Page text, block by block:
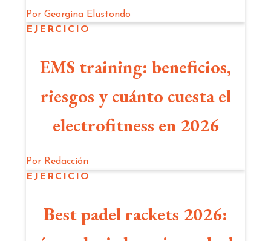
Por Georgina Elustondo
EJERCICIO
EMS training: beneficios,
riesgos y cuánto cuesta el
electrofitness en 2026
Por Redacción
EJERCICIO
Best padel rackets 2026: